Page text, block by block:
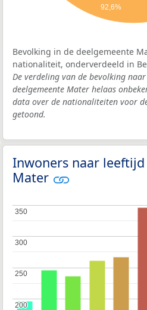
92,6%
Bevolking in de deelgemeente
nationaliteit, onderverdeeld in
De verdeling van de bevolking
deelgemeente Mater helaas
data over de nationaliteiten voor
getoond.
Inwoners naar
Mater
200
200
250
250
300
300
350
350